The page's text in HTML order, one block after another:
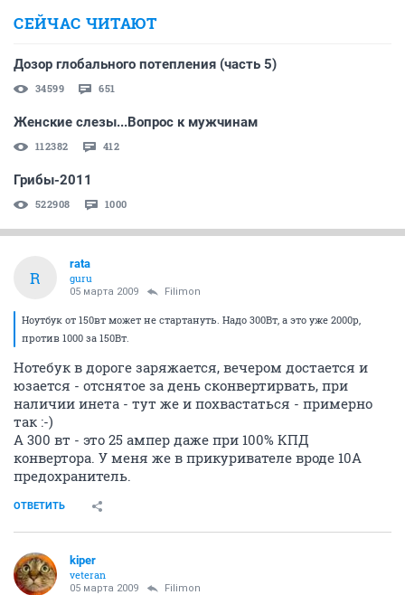
СЕЙЧАС ЧИТАЮТ
Дозор глобального потепления (часть 5)
34599 651
Женские слезы...Вопрос к мужчинам
112382 412
Грибы-2011
522908 1000
R
rata
guru
05 марта 2009 Filimon
Ноутбук от 150вт может не стартануть. Надо 300Вт, а это уже 2000р,
против 1000 за 150Вт.
Нотебук в дороге заряжается, вечером достается и
юзается - отснятое за день сконвертирвать, при
наличии инета - тут же и похвастаться - примерно
так :-)
А 300 вт - это 25 ампер даже при 100% КПД
конвертора. У меня же в прикуривателе вроде 10А
предохранитель.
ОТВЕТИТЬ
kiper
veteran
05 марта 2009 Filimon